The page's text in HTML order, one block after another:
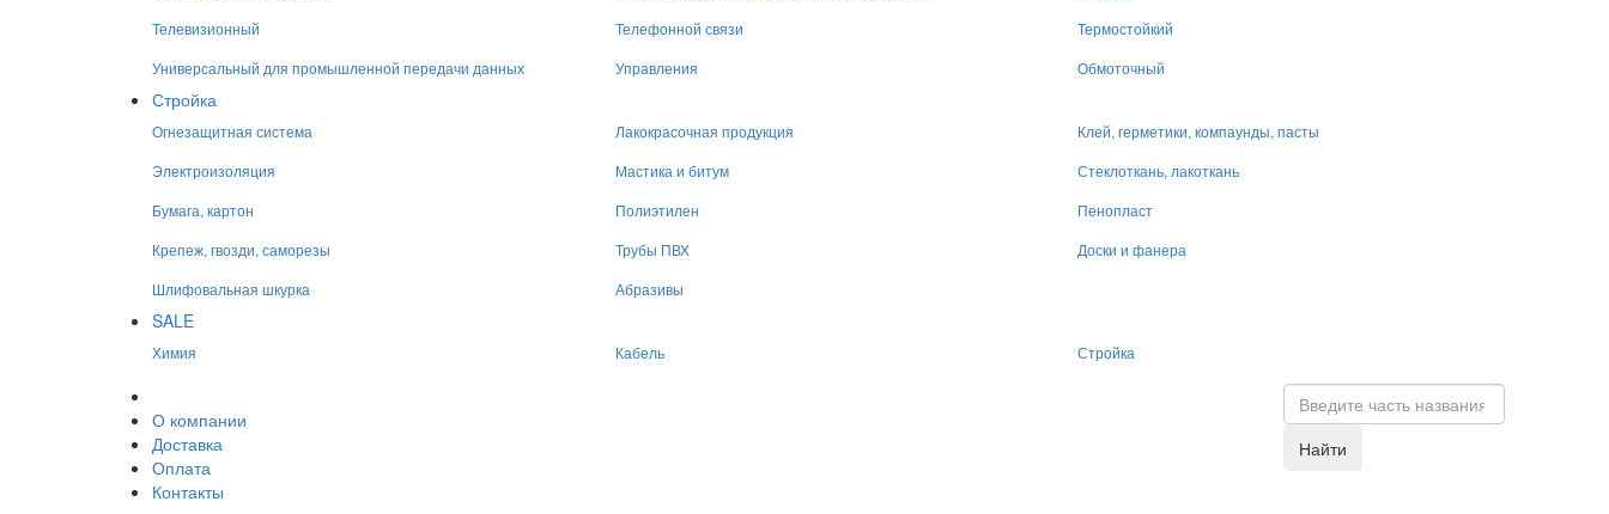
Телевизионный
Телефонной связи
Термостойкий
Универсальный для промышленной передачи данных
Управления Обмоточный
Стройка
Огнезащитная система Лакокрасочная продукция
Клей, герметики, компаунды, пасты
Электроизоляция
Мастика и битум
Стеклоткань, лакоткань
Бумага, картон
Полиэтилен
Пенопласт
Крепеж, гвозди, саморезы
Трубы ПВХ
Доски и фанера
Шлифовальная шкурка
Абразивы
SALE
Химия Кабель Стройка
О компании
Доставка
Оплата
Контакты
Найти